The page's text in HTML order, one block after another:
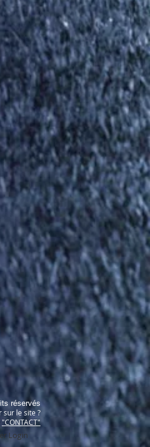
réservés
sur le site ?
"CONTACT"
Login